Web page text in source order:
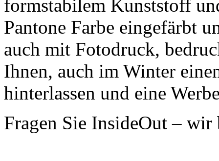
formstabilem Kunststoff
Pantone Farbe eingefärbt
auch mit Fotodruck,
Ihnen, auch im Winter
hinterlassen und eine
Fragen Sie InsideOut – wir